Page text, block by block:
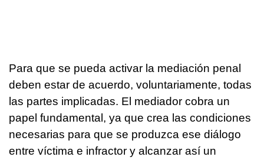
Para que se pueda activar la mediación penal
deben estar de acuerdo, voluntariamente, todas
las partes implicadas. El mediador cobra un
papel fundamental, ya que crea las condiciones
necesarias para que se produzca ese diálogo
entre víctima e infractor y alcanzar así un